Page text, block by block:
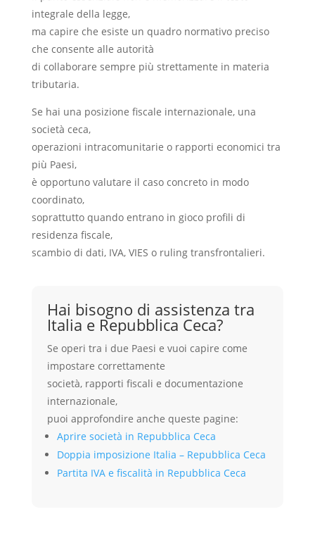
integrale della legge,
ma capire che esiste un quadro normativo preciso
che consente alle autorità
di collaborare sempre più strettamente in materia
tributaria.
Se hai una posizione fiscale internazionale, una
società ceca,
operazioni intracomunitarie o rapporti economici tra
più Paesi,
è opportuno valutare il caso concreto in modo
coordinato,
soprattutto quando entrano in gioco profili di
residenza fiscale,
scambio di dati, IVA, VIES o ruling transfrontalieri.
Hai bisogno di assistenza tra
Italia e Repubblica Ceca?
Se operi tra i due Paesi e vuoi capire come
impostare correttamente
società, rapporti fiscali e documentazione
internazionale,
puoi approfondire anche queste pagine:
Aprire società in Repubblica Ceca
Doppia imposizione Italia – Repubblica Ceca
Partita IVA e fiscalità in Repubblica Ceca